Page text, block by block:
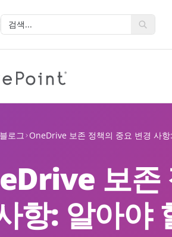
산업별
공공 부문
교육
금융 서
에너지
니스 프로세스, 그리고 직
솔루션
비즈니
멀티-
신뢰할
를 통한 클라우드 서
함께 새 솔루션을 개발하고
및 Salesforce에서 서
확장합니다.
기 로그인
파트
파트
블로그 OneDrive 보존 정책의 중요 변경 사
보존
항: 알아야